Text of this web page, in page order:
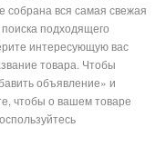
собрана вся самая свежая
подходящего
интересующую вас
товара. Чтобы
объявление» и
чтобы о вашем товаре